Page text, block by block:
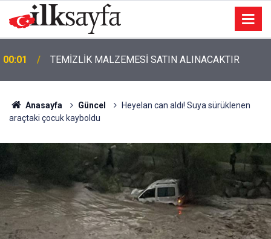
00:01 TEMİZLİK MALZEMESİ SATIN ALINACAKTIR
Anasayfa Güncel
Heyelan can aldı! Suya sürüklenen
araçtaki çocuk kayboldu